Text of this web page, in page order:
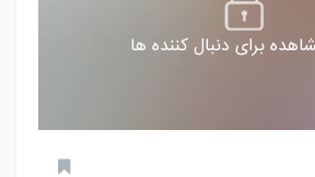
برای دنبال کننده ها